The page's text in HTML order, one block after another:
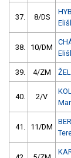
37. 8/DS
38. 10/DM
39. 4/ZM
40. 2/V
41. 11/DM